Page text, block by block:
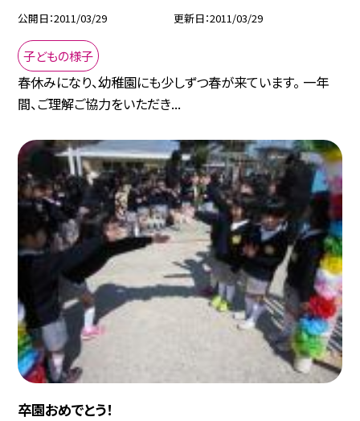
公開日 2011/03/29 更新日 2011/03/29
子どもの様子
春休みになり、幼稚園にも少しずつ春が来ています。 一年
間、ご理解ご協力をいただき...
卒園おめでとう！